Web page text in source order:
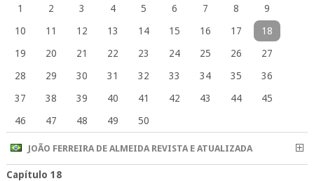
1 2 3 4 5 6 7 8
9
10
11 12 13 14 15 16 17
18
19
20 21 22 23 24 25 26
27
28
29 30 31 32 33 34 35
36
37
38 39 40 41 42 43 44
45
46
47 48 49 50
JOÃO FERREIRA DE ALMEIDA REVISTA E ATUALIZADA
Capítulo 18